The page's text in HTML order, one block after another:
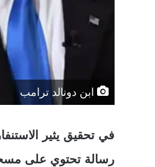
ابن دونالد ترامب
في تحقيق يثير
رسالة تحتوي على